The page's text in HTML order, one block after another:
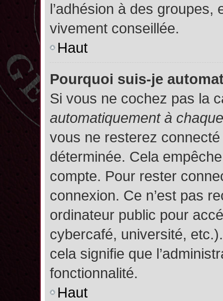
l’adhésion à des groupes,
vivement conseillée.
Haut
Pourquoi suis-je
Si vous ne cochez pas la
automatiquement à
vous ne resterez
déterminée. Cela
compte. Pour rester
connexion. Ce n’est pas
ordinateur public pour
cybercafé, université,
cela signifie que
fonctionnalité.
Haut